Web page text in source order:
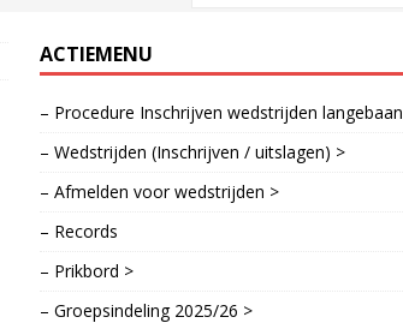
ACTIEMENU
– Procedure Inschrijven wedstrijden langebaan
– Wedstrijden (Inschrijven / uitslagen) >
– Afmelden voor wedstrijden >
– Records
– Prikbord >
– Groepsindeling 2025/26 >